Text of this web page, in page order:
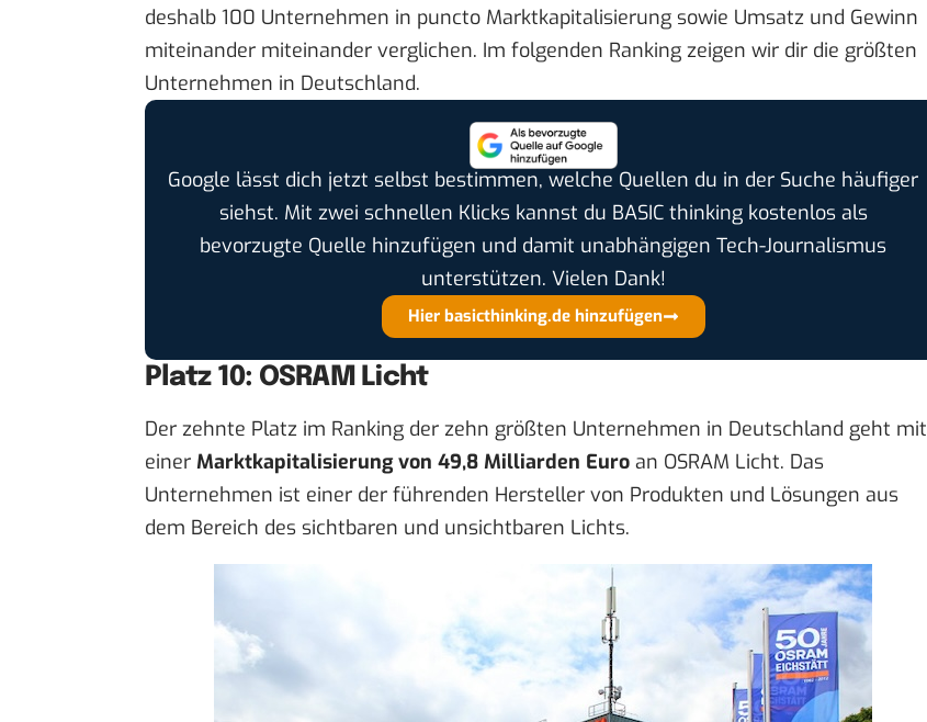
deshalb 100 Unternehmen in puncto Marktkapitalisierung sowie Umsatz und Gewinn
miteinander miteinander verglichen. Im folgenden Ranking zeigen wir dir die größten
Unternehmen in Deutschland.
Google lässt dich jetzt selbst bestimmen, welche Quellen du in der Suche häufiger
siehst. Mit zwei schnellen Klicks kannst du BASIC thinking kostenlos als
bevorzugte Quelle hinzufügen und damit unabhängigen Tech-Journalismus
unterstützen. Vielen Dank!
Hier basicthinking.de hinzufügen
Platz 10: OSRAM Licht
Der zehnte Platz im Ranking der zehn größten Unternehmen in Deutschland geht mit
einer Marktkapitalisierung von 49,8 Milliarden Euro an OSRAM Licht. Das
Unternehmen ist einer der führenden Hersteller von Produkten und Lösungen aus
dem Bereich des sichtbaren und unsichtbaren Lichts.